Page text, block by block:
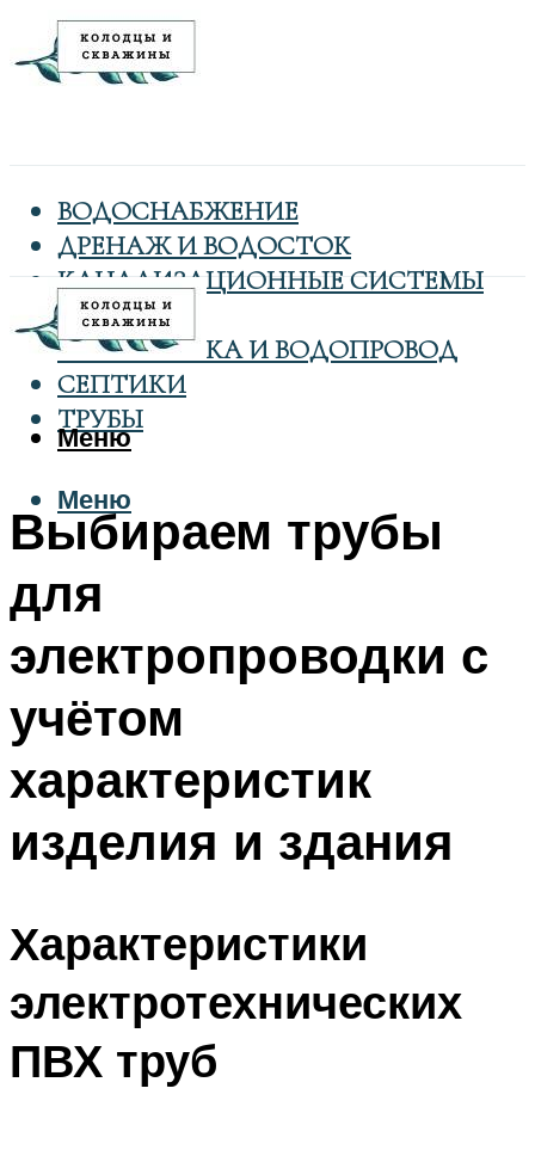
ВОДОСНАБЖЕНИЕ
ДРЕНАЖ И ВОДОСТОК
КАНАЛИЗАЦИОННЫЕ СИСТЕМЫ
КОЛОДЦЫ
САНТЕХНИКА И ВОДОПРОВОД
СЕПТИКИ
ТРУБЫ
Меню
Меню
Выбираем трубы
для
электропроводки с
учётом
характеристик
изделия и здания
Характеристики
электротехнических
ПВХ труб